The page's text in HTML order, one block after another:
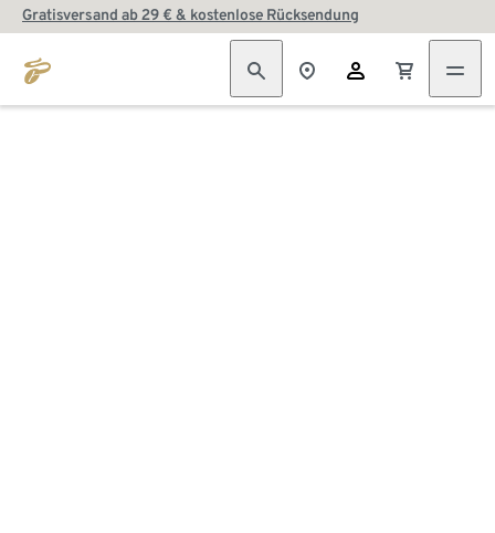
Gratisversand ab 29 € & kostenlose Rücksendung